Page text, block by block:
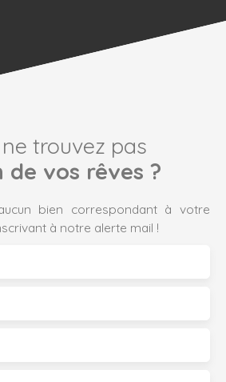
trouvez pas
de vos rêves ?
bien correspondant à votre
à notre alerte mail !